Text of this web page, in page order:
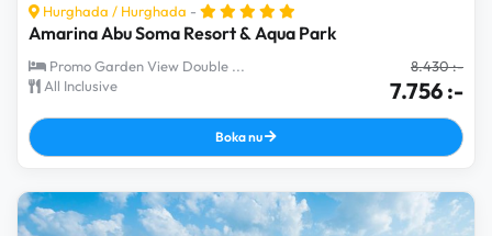
Hurghada / Hurghada -
Amarina Abu Soma Resort & Aqua Park
Promo Garden View Double ...
All Inclusive
8.430 :-
7.756 :-
Boka nu